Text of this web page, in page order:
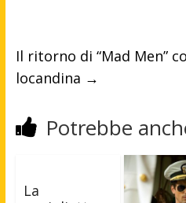
Il ritorno di “Mad Men”
locandina →
Potrebbe
La